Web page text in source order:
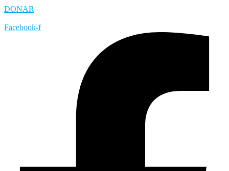
DONAR
Facebook-f